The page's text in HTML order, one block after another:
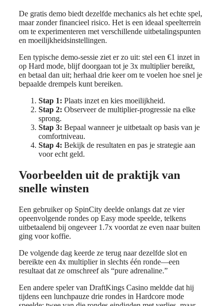
De gratis demo biedt dezelfde mechanics als het echte spel,
maar zonder financieel risico. Het is een ideaal speelterrein
om te experimenteren met verschillende uitbetalingspunten
en moeilijkheidsinstellingen.
Een typische demo‑sessie ziet er zo uit: stel een €1 inzet in
op Hard mode, blijf doorgaan tot je 3x multiplier bereikt,
en betaal dan uit; herhaal drie keer om te voelen hoe snel je
bepaalde drempels kunt bereiken.
Stap 1: Plaats inzet en kies moeilijkheid.
Stap 2: Observeer de multiplier‑progressie na elke
sprong.
Stap 3: Bepaal wanneer je uitbetaalt op basis van je
comfortniveau.
Stap 4: Bekijk de resultaten en pas je strategie aan
voor echt geld.
Voorbeelden uit de praktijk van
snelle winsten
Een gebruiker op SpinCity deelde onlangs dat ze vier
opeenvolgende rondes op Easy mode speelde, telkens
uitbetaalend bij ongeveer 1.7x voordat ze even naar buiten
ging voor koffie.
De volgende dag keerde ze terug naar dezelfde slot en
bereikte een 4x multiplier in slechts één ronde—een
resultaat dat ze omschreef als “pure adrenaline.”
Een andere speler van DraftKings Casino meldde dat hij
tijdens een lunchpauze drie rondes in Hardcore mode